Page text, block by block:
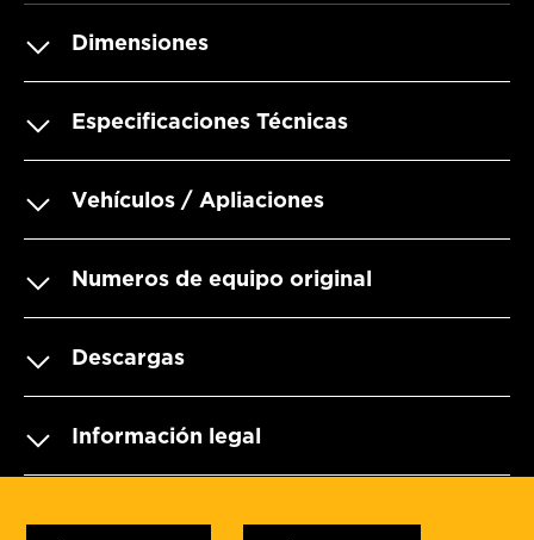
Dimensiones
Especificaciones Técnicas
Vehículos / Apliaciones
Numeros de equipo original
Descargas
Información legal